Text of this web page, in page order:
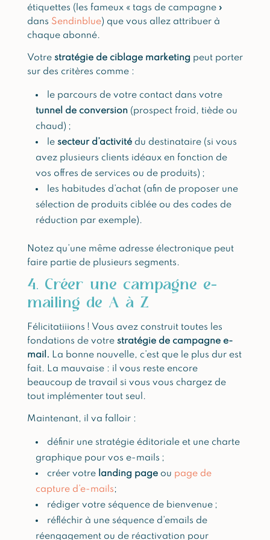
étiquettes (les fameux « tags de campagne »
dans Sendinblue) que vous allez attribuer à
chaque abonné.
Votre stratégie de ciblage marketingpeut porter
sur des critères comme :
le parcours de votre contact dans votre
tunnel de conversion (prospect froid, tiède ou
chaud) ;
le secteur d’activitédu destinataire (si vous
avez plusieurs clients idéaux en fonction de
vos offres de services ou de produits) ;
les habitudes d’achat (afin de proposer une
sélection de produits ciblée ou des codes de
réduction par exemple).
Notez qu’une même adresse électronique peut
faire partie de plusieurs segments.
4. Créer une campagne e-
mailing de A à Z
Félicitatiiions ! Vous avez construit toutes les
fondations de votre stratégie de campagne e-
mail . La bonne nouvelle, c’est que le plus dur est
fait. La mauvaise : il vous reste encore
beaucoup de travail si vous vous chargez de
tout implémenter tout seul.
Maintenant, il va falloir :
définir une stratégie éditoriale et une charte
graphique pour vos e-mails ;
créer votre landing pageou page de
capture d’e-mails;
rédiger votre séquence de bienvenue ;
réfléchir à une séquence d’emails de
réengagement ou de réactivation pour